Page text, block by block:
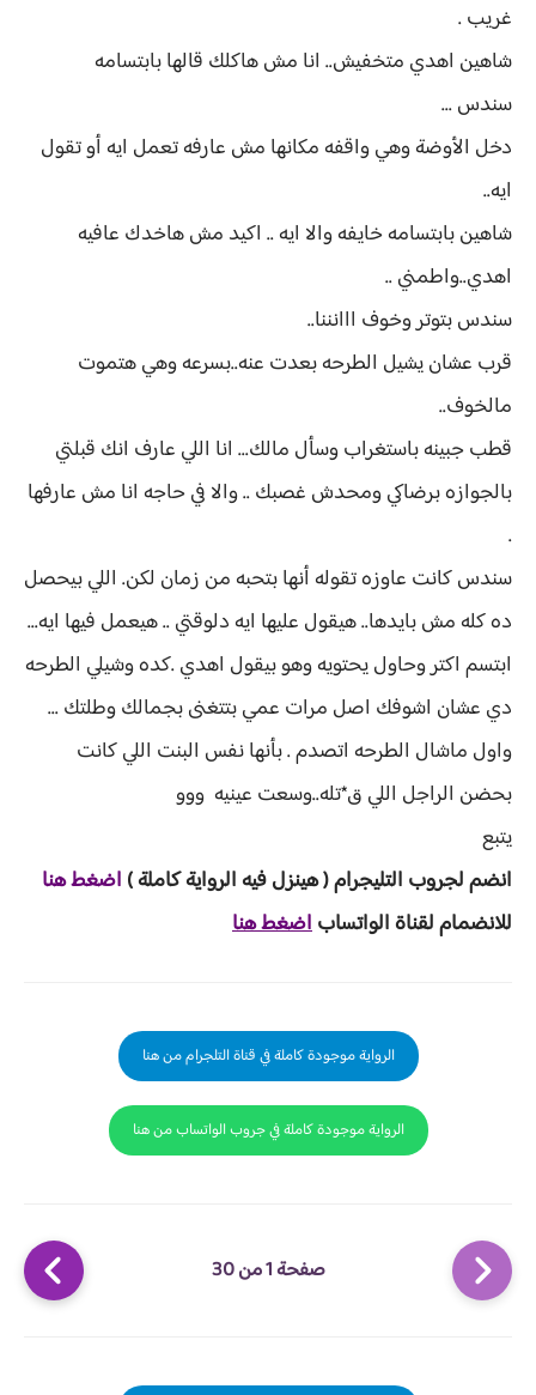
غريب .
شاهين اهدي متخفيش.. انا مش هاكلك قالها بابتسامه
سندس ...
دخل الأوضة وهي واقفه مكانها مش عارفه تعمل ايه أو تقول
ايه..
شاهين بابتسامه خايفه والا ايه .. اكيد مش هاخدك عافيه
اهدي..واطمني ..
سندس بتوتر وخوف ااانننا..
قرب عشان يشيل الطرحه بعدت عنه..بسرعه وهي هتموت
مالخوف..
قطب جبينه باستغراب وسأل مالك... انا اللي عارف انك قبلتي
بالجوازه برضاكي ومحدش غصبك .. والا في حاجه انا مش عارفها
.
سندس كانت عاوزه تقوله أنها بتحبه من زمان لكن. اللي بيحصل
ده كله مش بايدها.. هيقول عليها ايه دلوقتي .. هيعمل فيها ايه...
ابتسم اكتر وحاول يحتويه وهو بيقول اهدي .كده وشيلي الطرحه
دي عشان اشوفك اصل مرات عمي بتتغنى بجمالك وطلتك ...
واول ماشال الطرحه اتصدم . بأنها نفس البنت اللي كانت
بحضن الراجل اللي ق*تله..وسعت عينيه ووو
يتبع
انضم لجروب التليجرام ( هينزل فيه الرواية كاملة ) اضغط هنا
للانضمام لقناة الواتساباضغط هنا
الرواية موجودة كاملة في قناة التلجرام من هنا
الرواية موجودة كاملة في جروب الواتساب من هنا
صفحة 1 من 30